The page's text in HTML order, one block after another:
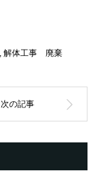
解体工事 廃棄